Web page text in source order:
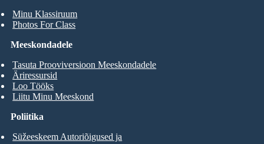
Minu Klassiruum
Photos For Class
Meeskondadele
Tasuta Prooviversioon Meeskondadele
Äriressursid
Loo Tööks
Liitu Minu Meeskond
Poliitika
Süžeeskeem Autoriõigused ja